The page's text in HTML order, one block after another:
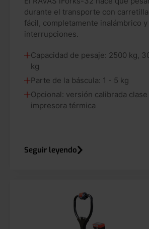
durante el transporte con
fácil, completamente inalámbrico y
interrupciones.
Capacidad de pesaje: 2500 kg,
kg
Parte de la báscula: 1 - 5 kg
Opcional: versión calibrada clase
impresora térmica
Seguir leyendo